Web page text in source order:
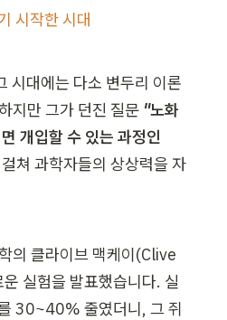
시작한 시대
시대에는 다소 변두리 이론
지만 그가 던진 질문 "노화
개입할 수 있는 과정인
쳐 과학자들의 상상력을 자
의 클라이브 맥케이(Clive
실험을 발표했습니다. 실
30~40% 줄였더니, 그 쥐